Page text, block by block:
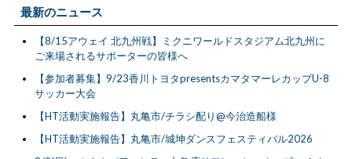
最新のニュース
【8/15アウェイ 北九州戦】ミクニワールドスタジアム北九州に
ご来場されるサポーターの皆様へ
【参加者募集】9/23香川トヨタpresentsカマタマーレカップU-8
サッカー大会
【HT活動実施報告】丸亀市/チラシ配り@今治造船様
【HT活動実施報告】丸亀市/城坤ダンスフェスティバル2026